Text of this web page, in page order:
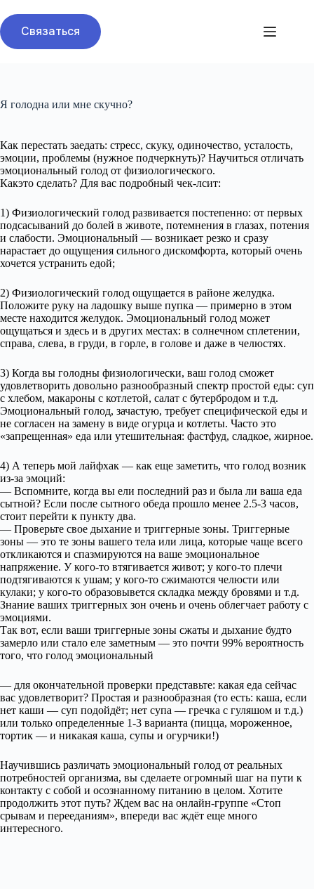
к
сути Связаться
Я голодна или мне скучно?
Как перестать заедать: стресс, скуку, одиночество, усталость,
эмоции, проблемы (нужное подчеркнуть)? Научиться отличать
эмоциональный голод от физиологического.
Какэто сделать? Для вас подробный чек-лсит:
1) Физиологический голод развивается постепенно: от первых
подсасываний до болей в животе, потемнения в глазах, потения
и слабости. Эмоциональный — возникает резко и сразу
нарастает до ощущения сильного дискомфорта, который очень
хочется устранить едой;
2) Физиологический голод ощущается в районе желудка.
Положите руку на ладошку выше пупка — примерно в этом
месте находится желудок. Эмоциональный голод может
ощущаться и здесь и в других местах: в солнечном сплетении,
справа, слева, в груди, в горле, в голове и даже в челюстях.
3) Когда вы голодны физиологически, ваш голод сможет
удовлетворить довольно разнообразный спектр простой еды: суп
с хлебом, макароны с котлетой, салат с бутербродом и т.д.
Эмоциональный голод, зачастую, требует специфической еды и
не согласен на замену в виде огурца и котлеты. Часто это
«запрещенная» еда или утешительная: фастфуд, сладкое, жирное.
4) А теперь мой лайфхак — как еще заметить, что голод возник
из-за эмоций:
— Вспомните, когда вы ели последний раз и была ли ваша еда
сытной? Если после сытного обеда прошло менее 2.5-3 часов,
стоит перейти к пункту два.
— Проверьте свое дыхание и триггерные зоны. Триггерные
зоны — это те зоны вашего тела или лица, которые чаще всего
откликаются и спазмируются на ваше эмоциональное
напряжение. У кого-то втягивается живот; у кого-то плечи
подтягиваются к ушам; у кого-то сжимаются челюсти или
кулаки; у кого-то образовывется складка между бровями и т.д.
Знание ваших триггерных зон очень и очень облегчает работу с
эмоциями.
Так вот, если ваши триггерные зоны сжаты и дыхание будто
замерло или стало еле заметным — это почти 99% вероятность
того, что голод эмоциональный
— для окончательной проверки представьте: какая еда сейчас
вас удовлетворит? Простая и разнообразная (то есть: каша, если
нет каши — суп подойдёт; нет супа — гречка с гуляшом и т.д.)
или только определенные 1-3 варианта (пицца, мороженное,
тортик — и никакая каша, супы и огурчики!)
Научившись различать эмоциональный голод от реальных
потребностей организма, вы сделаете огромный шаг на пути к
контакту с собой и осознанному питанию в целом. Хотите
продолжить этот путь? Ждем вас на онлайн-группе «Стоп
срывам и перееданиям», впереди вас ждёт еще много
интересного.